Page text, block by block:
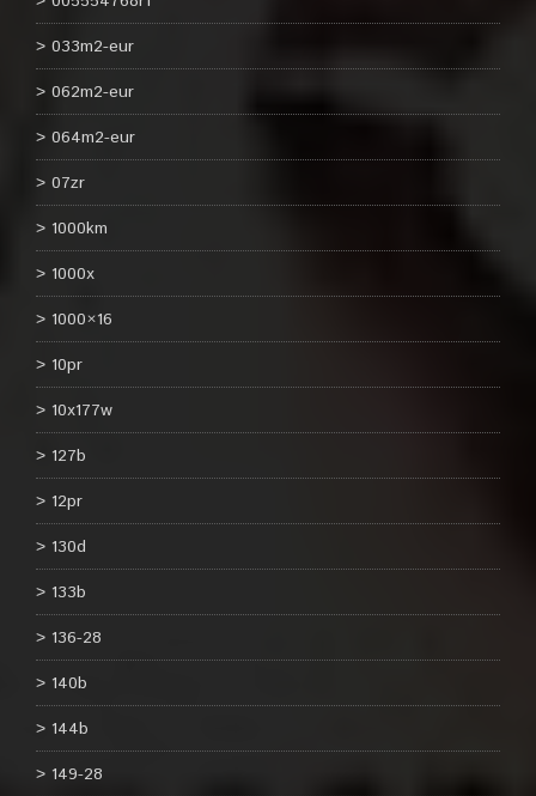
033m2-eur
062m2-eur
064m2-eur
07zr
1000km
1000x
1000×16
10pr
10x177w
127b
12pr
130d
133b
136-28
140b
144b
149-28